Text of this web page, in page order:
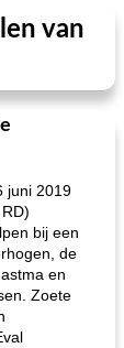
van
juni 2019
bij een
de
en
Zoete